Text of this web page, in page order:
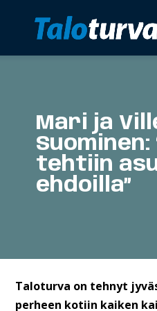
Mari ja
Suominen:
tehtiin
ehdoilla”
Taloturva on tehnyt
perheen kotiin kaiken